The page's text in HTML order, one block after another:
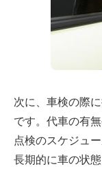
次に、車検の際
です。代車の有
点検のスケジュ
長期的に車の状